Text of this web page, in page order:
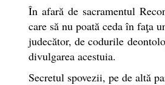
În afară de sacramentul
care să nu poată ceda în faţa
judecător, de codurile
divulgarea acestuia.
Secretul spovezii, pe de altă